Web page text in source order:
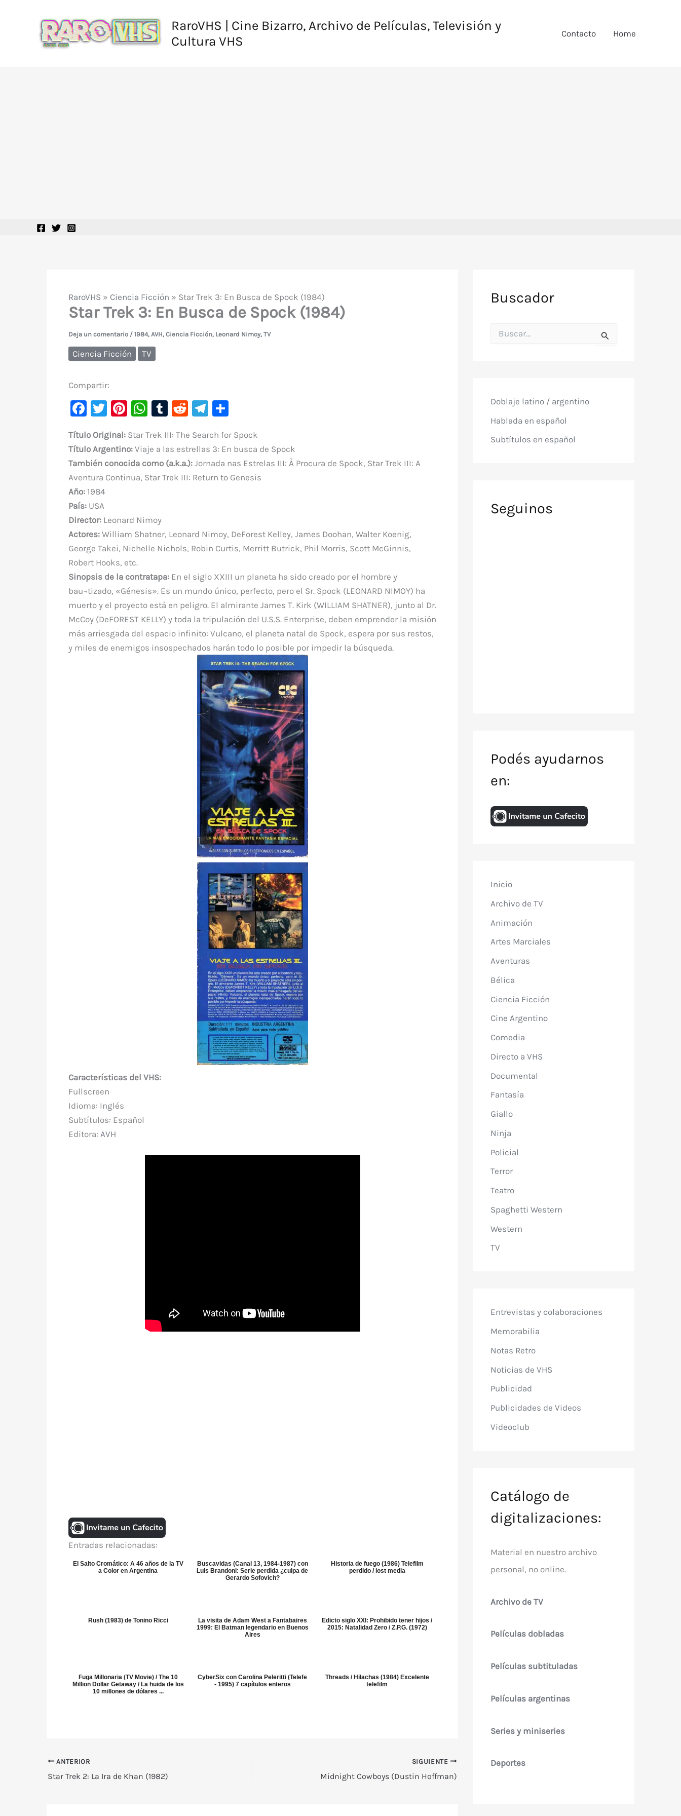
RaroVHS | Cine Bizarro, Archivo de Películas, Televisión y
Cultura VHS
Contacto Home
RaroVHS » Ciencia Ficción » Star Trek 3: En Busca de Spock (1984)
Star Trek 3: En Busca de Spock (1984)
Deja un comentario / 1984, AVH, Ciencia Ficción, Leonard Nimoy, TV
Ciencia Ficción TV
Compartir:
F
c
e
b
o
o
k
T
it
te
r
Pi
er
e
st
W
at
s
A
T
m
bl
r
R
d
di
t
Te
gr
a
m
C
m
p
ar
Título Original: Star Trek III: The Search for Spock
Título Argentino: Viaje a las estrellas 3: En busca de Spock
También conocida como (a.k.a.): Jornada nas Estrelas III: À Procura de Spock, Star Trek III: A
Aventura Continua, Star Trek III: Return to Genesis
Año:1984
País:USA
Director:Leonard Nimoy
Actores:William Shatner, Leonard Nimoy, DeForest Kelley, James Doohan, Walter Koenig,
George Takei, Nichelle Nichols, Robin Curtis, Merritt Butrick, Phil Morris, Scott McGinnis,
Robert Hooks, etc.
Sinopsis de la contratapa:En el siglo XXIII un planeta ha sido creado por el hombre y
bau¬tizado, «Génesis». Es un mundo único, perfecto, pero el Sr. Spock (LEONARD NIMOY) ha
muerto y el proyecto está en peligro. El almirante James T. Kirk (WILLIAM SHATNER), junto al Dr.
McCoy (DeFOREST KELLY) y toda la tripulación del U.S.S. Enterprise, deben emprender la misión
más arriesgada del espacio infinito: Vulcano, el planeta natal de Spock, espera por sus restos,
y miles de enemigos insospechados harán todo lo posible por impedir la búsqueda.
Características del VHS:
Fullscreen
Idioma: Inglés
Subtítulos: Español
Editora: AVH
Entradas relacionadas:
El Salto Cromático: A 46 años de la TV
a Color en Argentina
Buscavidas (Canal 13, 1984-1987) con
Luis Brandoni: Serie perdida ¿culpa de
Gerardo Sofovich?
Historia de fuego (1986) Telefilm
perdido / lost media
Rush (1983) de Tonino Ricci
La visita de Adam West a Fantabaires
1999: El Batman legendario en Buenos
Aires
Edicto siglo XXI: Prohibido tener hijos /
2015: Natalidad Zero / Z.P.G. (1972)
Fuga Millonaria (TV Movie) / The 10
Million Dollar Getaway / La huida de los
10 millones de dólares ...
CyberSix con Carolina Peleritti (Telefe
- 1995) 7 capítulos enteros
Threads / Hilachas (1984) Excelente
telefilm
ANTERIOR
Star Trek 2: La Ira de Khan (1982)
SIGUIENTE
Midnight Cowboys (Dustin Hoffman)
Buscador
o
:
Doblaje latino / argentino
Hablada en español
Subtítulos en español
Seguinos
Podés ayudarnos
en:
Inicio
Archivo de TV
Animación
Artes Marciales
Aventuras
Bélica
Ciencia Ficción
Cine Argentino
Comedia
Directo a VHS
Documental
Fantasía
Giallo
Ninja
Policial
Terror
Teatro
Spaghetti Western
Western
TV
Entrevistas y colaboraciones
Memorabilia
Notas Retro
Noticias de VHS
Publicidad
Publicidades de Videos
Videoclub
Catálogo de
digitalizaciones:
Material en nuestro archivo
personal, no online.
Archivo de TV
Películas dobladas
Películas subtituladas
Películas argentinas
Series y miniseries
Deportes